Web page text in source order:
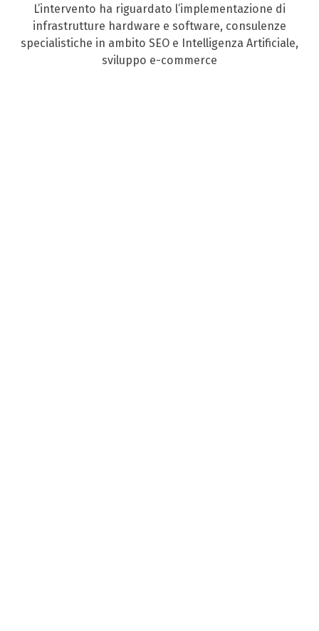
L’intervento ha riguardato l’implementazione di
infrastrutture hardware e software, consulenze
specialistiche in ambito SEO e Intelligenza Artificiale,
sviluppo e-commerce